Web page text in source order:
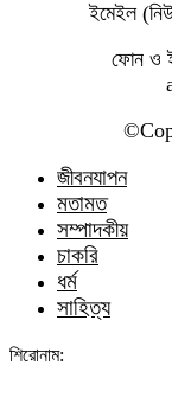
ইমেইল
ফোন ও
জীবনযাপন
মতামত
সম্পাদকীয়
চাকরি
ধর্ম
সাহিত্য
শিরোনাম: